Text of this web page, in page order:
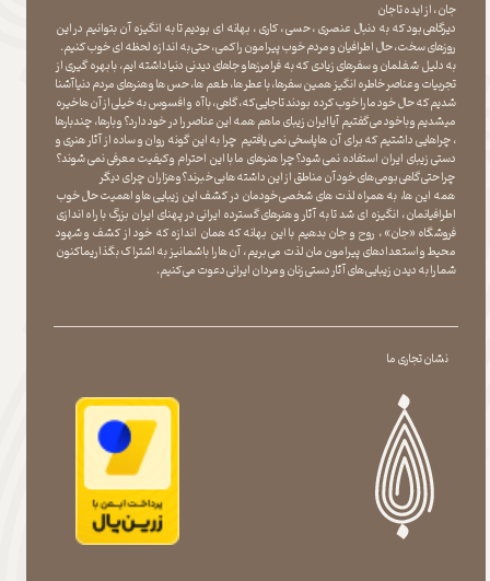
نشان تجاری ما
جان ، از ایده تا جان
دیرگاهی بود که به دنبال عنصری ، حسی ، کاری ، بهانه ای بودیم تا به انگیزه آن بتوانیم در این
روزهای سخت ، حال اطرافیان و مردم خوب پیرامون را کمی ، حتی به اندازه لحظه ای خوب کنیم.
به دلیل شغلمان و سفرهای زیادی که به فرامرزها و جاهای دیدنی دنیا داشته ایم، با بهره گیری از
تجربیات و عناصر خاطره انگیز همین سفرها ، با عطر ها ، طعم ها ، حس ها و هنرهای مردم دنیا آشنا
شدیم که حال خود ما را خوب کرده بودند تا جایی که، گاهی ، با آه و افسوس به خیلی از آن ها خیره
میشدیم و با خود می گفتیم آیا ایران زیبای ما هم همه این عناصر را در خود دارد؟ و بارها ، چندبارها
، چراهایی داشتیم که برای آن ها پاسخی نمی یافتیم چرا به این گونه روان و ساده از آثار هنری و
دستی زیبای ایران استفاده نمی شود؟چرا هنرهای ما با این احترام و کیفیت معرفی نمی شوند؟
چرا حتی گاهی بومی های خود آن مناطق از این داشته ها بی خبرند؟و هزاران چرای دیگر
​​​​​​​ همه این ها، به همراه لذت های شخصی خودمان در کشف این زیبایی ها و اهمیت حال خوب
اطرافیانمان ، انگیزه ای شد تا به آثار و هنرهای گسترده ایرانی در پهنای ایران بزرگ با راه اندازی
فروشگاه «جان» ، روح و جان بدهیم با این بهانه که همان اندازه که خود از کشف و شهود
محیط و استعدادهای پیرامون مان لذت می بریم ، آن ها را با شما نیز به اشتراک بگذاریماکنون
شما را به دیدن زیبایی های آثار دستی زنان و مردان ایرانی دعوت می کنیم.